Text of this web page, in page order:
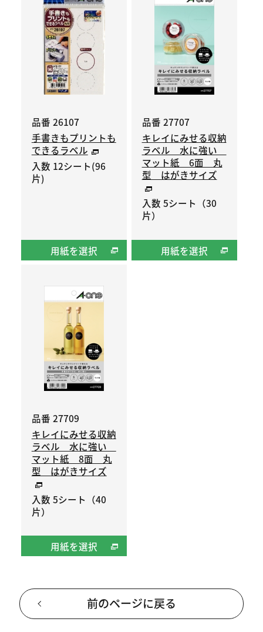
品番 26107
手書きもプリントも
できるラベル
入数 12シート(96
片)
用紙を選択
品番 27707
キレイにみせる収納
ラベル 水に強い
マット紙 6面 丸
型 はがきサイズ
入数 5シート（30
片）
用紙を選択
品番 27709
キレイにみせる収納
ラベル 水に強い
マット紙 8面 丸
型 はがきサイズ
入数 5シート（40
片）
用紙を選択
前のページに戻る